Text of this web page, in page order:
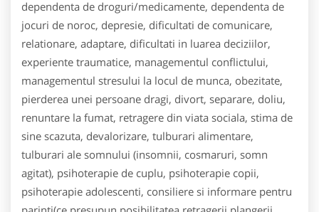
dependenta de droguri/medicamente, dependenta de
jocuri de noroc, depresie, dificultati de comunicare,
relationare, adaptare, dificultati in luarea deciziilor,
experiente traumatice, managementul conflictului,
managementul stresului la locul de munca, obezitate,
pierderea unei persoane dragi, divort, separare, doliu,
renuntare la fumat, retragere din viata sociala, stima de
sine scazuta, devalorizare, tulburari alimentare,
tulburari ale somnului (insomnii, cosmaruri, somn
agitat), psihoterapie de cuplu, psihoterapie copii,
psihoterapie adolescenti, consiliere si informare pentru